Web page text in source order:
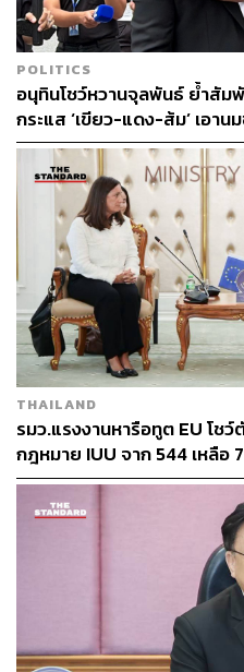
และเหตุผลทำได้ยาก แต่โมเด
Complex เป็นแบบนี้จริงๆ ซึ่ง
ทางเศรษฐกิจที่มีนัยสำคัญ แต่อ
เรื่องของสุขภาพ การลงทุนใ
เราดึงการแข่งขันที่เป็นระดับโ
TAGS: การท่องเที่ยว
จุลพันธ์
Entertainment Complex
ABOUT
THE
กองบรรณ
POLITICS
อนุทินโชว์หวานจุลพันธ์ ย้ำสั
กระแส ‘เขียว-แดง-ส้ม’ เอาน
THAILAND
รมว.แรงงานหารือทูต EU โช
กฎหมาย IUU จาก 544 เหลือ
แรงงานประมงสู่สากล